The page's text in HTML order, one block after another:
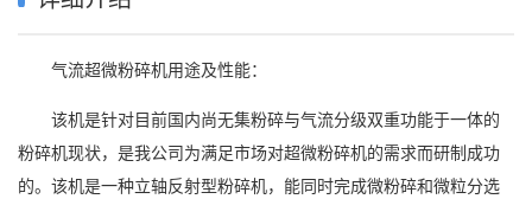
气流超微粉碎机用途及性能：
该机是针对目前国内尚无集粉碎与气流分级双重功能于一体的
粉碎机现状，是我公司为满足市场对超微粉碎机的需求而研制成功
的。该机是一种立轴反射型粉碎机，能同时完成微粉碎和微粒分选